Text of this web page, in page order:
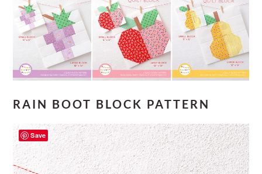
RAIN BOOT BLOCK PATTERN
Save